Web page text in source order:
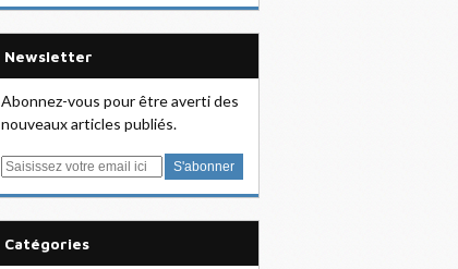
Newsletter
Abonnez-vous pour être averti des
nouveaux articles publiés.
E
Catégories